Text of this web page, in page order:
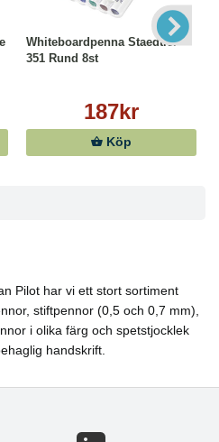
Whiteboardpenna Staedtler
351 Rund 8st
187kr
Köp
Pilot har vi ett stort sortiment
stiftpennor (0,5 och 0,7 mm),
i olika färg och spetstjocklek
handskrift.